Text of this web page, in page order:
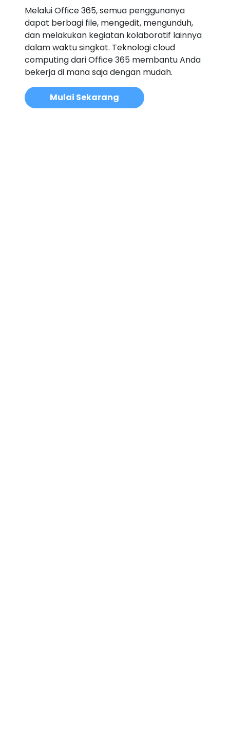
Melalui Office 365, semua penggunanya
dapat berbagi file, mengedit, mengunduh,
dan melakukan kegiatan kolaboratif lainnya
dalam waktu singkat. Teknologi cloud
computing dari Office 365 membantu Anda
bekerja di mana saja dengan mudah.
Mulai Sekarang